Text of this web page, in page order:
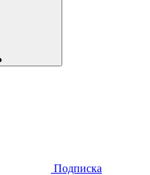
Подписка